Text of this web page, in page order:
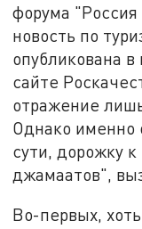
форума
новость по
опубликована
сайте
отражение
Однако именно
сути, дорожку
джамаатов",
Во-первых,